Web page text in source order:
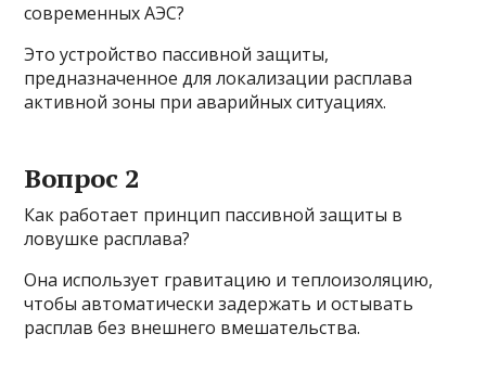
современных АЭС?
Это устройство пассивной защиты,
предназначенное для локализации расплава
активной зоны при аварийных ситуациях.
Вопрос 2
Как работает принцип пассивной защиты в
ловушке расплава?
Она использует гравитацию и теплоизоляцию,
чтобы автоматически задержать и остывать
расплав без внешнего вмешательства.